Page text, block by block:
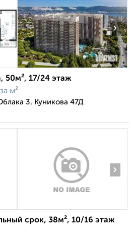
›
50м², 17/24 этаж
за м²
3, Куникова 47Д
›
срок, 38м², 10/16 этаж